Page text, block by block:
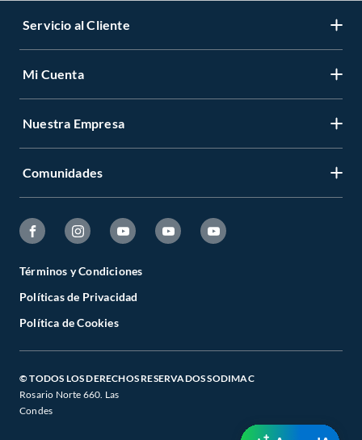
Servicio al Cliente
Mi Cuenta
Nuestra Empresa
Comunidades
Términos y Condiciones
Políticas de Privacidad
Política de Cookies
© TODOS LOS DERECHOS RESERVADOS SODIMAC
Rosario Norte 660. Las
Condes